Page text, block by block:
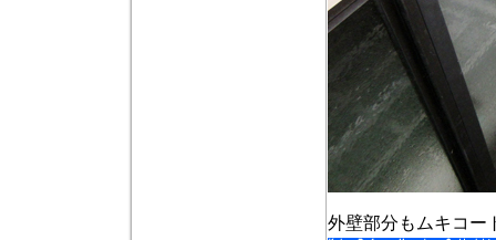
外壁部分もムキコー